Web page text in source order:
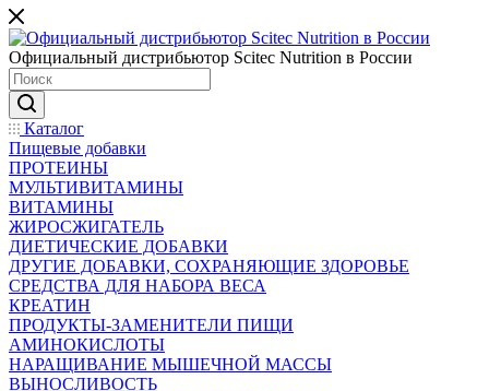
Официальный дистрибьютор Scitec Nutrition в России
Каталог
Пищевые добавки
ПРОТЕИНЫ
МУЛЬТИВИТАМИНЫ
ВИТАМИНЫ
ЖИРОСЖИГАТЕЛЬ
ДИЕТИЧЕСКИЕ ДОБАВКИ
ДРУГИЕ ДОБАВКИ, СОХРАНЯЮЩИЕ ЗДОРОВЬЕ
СРЕДСТВА ДЛЯ НАБОРА ВЕСА
КРЕАТИН
ПРОДУКТЫ-ЗАМЕНИТЕЛИ ПИЩИ
АМИНОКИСЛОТЫ
НАРАЩИВАНИЕ МЫШЕЧНОЙ МАССЫ
ВЫНОСЛИВОСТЬ